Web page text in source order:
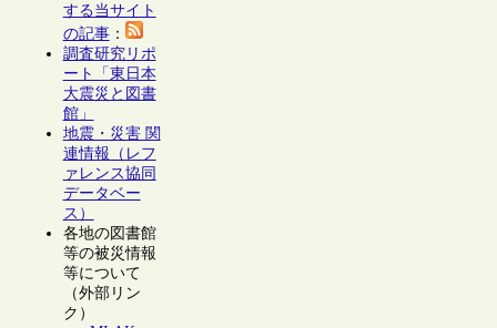
する当サイト
の記事：
調査研究リポ
ート「東日本
大震災と図書
館」
地震・災害 関
連情報（レフ
ァレンス協同
データベー
ス）
各地の図書館
等の被災情報
等について
（外部リン
ク）